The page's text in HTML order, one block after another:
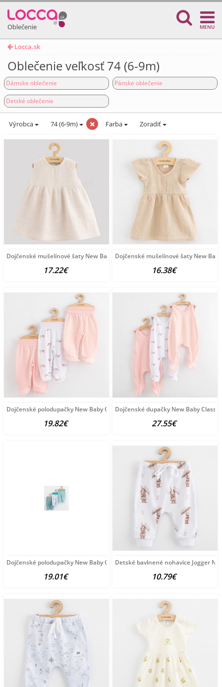
Oblečenie MENU
Locca.sk
Oblečenie veľkosť 74 (6-9m)
Dámske oblečenie Pánske oblečenie
Detské oblečenie
Výrobca 74 (6-9m) Farba Zoradiť
Dojčenské mušelínové šaty New Baby Ella linen podľa
17.22€
Dojčenské mušelínové šaty New
16.38€
Dojčenské polodupačky New Baby Classic II 3ks girl ružová
19.82€
Dojčenské dupačky New Baby
27.55€
Dojčenské polodupačky New Baby Classic II 3ks boy podľa
19.01€
Detské bavlnené nohavice Jogger
10.79€